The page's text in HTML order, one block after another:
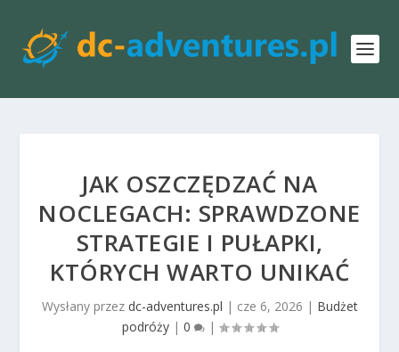
JAK OSZCZĘDZAĆ NA
NOCLEGACH: SPRAWDZONE
STRATEGIE I PUŁAPKI,
KTÓRYCH WARTO UNIKAĆ
Wysłany przez dc-adventures.pl | cze 6, 2026 | Budżet
podróży| 0 |